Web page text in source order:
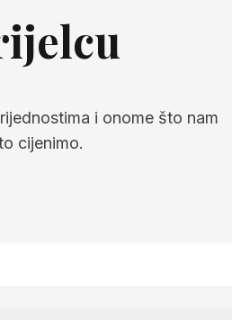
i onome što nam
cijenimo.